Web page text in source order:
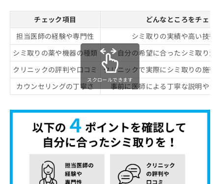
チェック項目
どんなところをチェッ
担当医師の経験や専門性
シミ取りの実績や高い技術
シミ取りの薬や機器の種類
自分の希望に合ったシミ取り治
クリニックの評判や口コミ
クリニックで実際にシミ取りの施術
カウンセリングの丁寧さ
事前に医師による丁寧な説明やカ
スクロールできます